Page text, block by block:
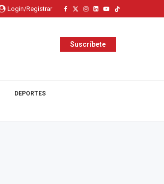
Login/Registrar
Suscríbete
DEPORTES